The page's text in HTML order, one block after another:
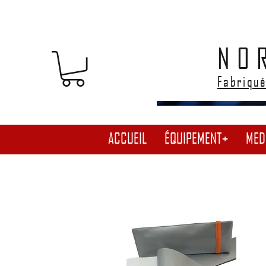
ACCUEIL ÉQUIPEMENT+